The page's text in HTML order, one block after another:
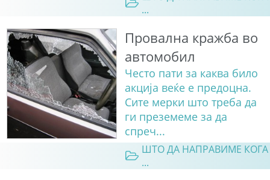
...
Провална кражба во
автомобил
Често пати за каква било
акција веќе е предоцна.
Сите мерки што треба да
ги преземеме за да
спреч...
ШТО ДА НАПРАВИМЕ КОГА
...